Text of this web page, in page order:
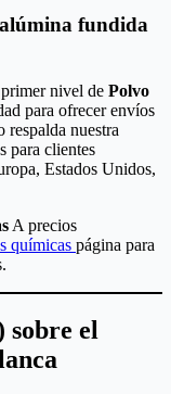
fundida
nivel de Polvo
para ofrecer envíos
respalda nuestra
para clientes
Estados Unidos,
A precios
químicas página para
sobre el